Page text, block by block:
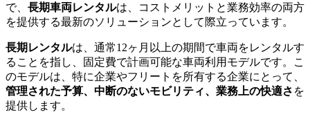
で、 長期車両レンタルは、コストメリットと業務効率の両方
を提供する最新のソリューションとして際立っています。
長期レンタルは、通常12ヶ月以上の期間で車両をレンタルす
ることを指し、固定費で計画可能な車両利用モデルです。こ
のモデルは、特に企業やフリートを所有する企業にとって、
管理された予算、中断のないモビリティ、業務上の快適さ を
提供します。